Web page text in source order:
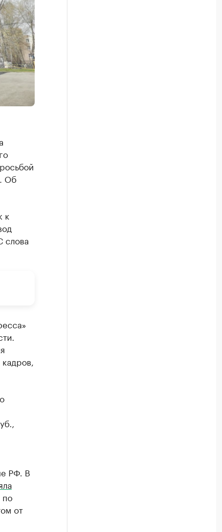
Об
к
слова
РФ. В
по
от